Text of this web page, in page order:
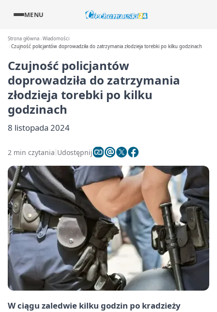
MENU
Strona główna Wiadomości
Czujność policjantów doprowadziła do zatrzymania złodzieja torebki po kilku godzinach
Czujność policjantów
doprowadziła do zatrzymania
złodzieja torebki po kilku
godzinach
8 listopada 2024
2 min czytania Udostępnij
W ciągu zaledwie kilku godzin po kradzieży